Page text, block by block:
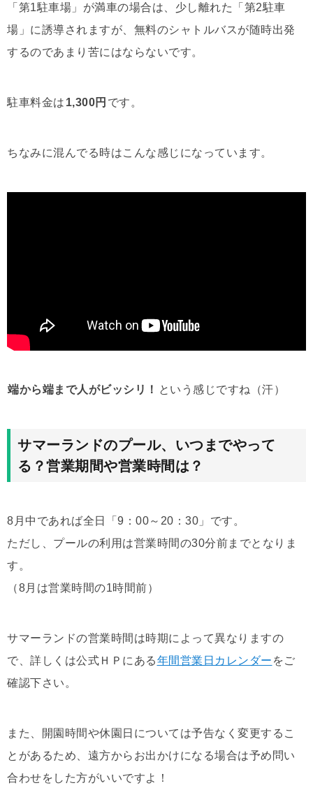
「第1駐車場」が満車の場合は、少し離れた「第2駐車
場」に誘導されますが、無料のシャトルバスが随時出発
するのであまり苦にはならないです。
駐車料金は 1,300円 です。
ちなみに混んでる時はこんな感じになっています。
端から端まで人がビッシリ！ という感じですね（汗）
サマーランドのプール、いつまでやって
る？営業期間や営業時間は？
8月中であれば全日「9：00～20：30」です。
ただし、プールの利用は営業時間の30分前までとなりま
す。
（8月は営業時間の1時間前）
サマーランドの営業時間は時期によって異なりますの
で、詳しくは公式ＨＰにある年間営業日カレンダー をご
確認下さい。
また、開園時間や休園日については予告なく変更するこ
とがあるため、遠方からお出かけになる場合は予め問い
合わせをした方がいいですよ！